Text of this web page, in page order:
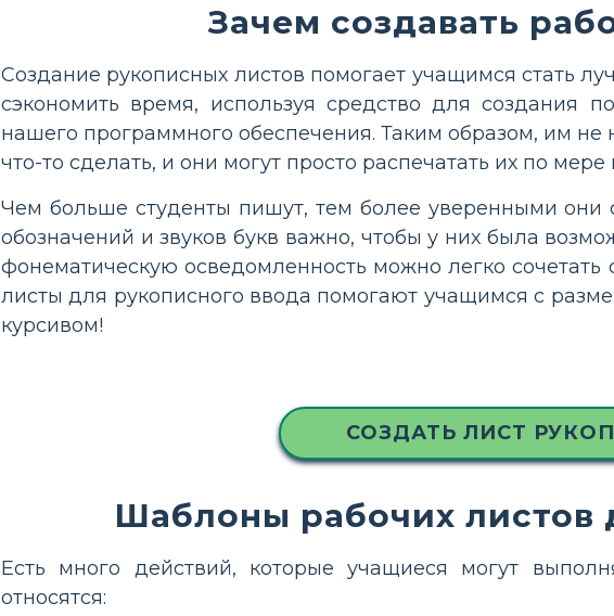
Зачем создавать
Создание рукописных листов помогает учащимся стать
сэкономить время, используя средство для создания
нашего программного обеспечения. Таким образом, им не
что-то сделать, и они могут просто распечатать их по
Чем больше студенты пишут, тем более уверенными они
обозначений и звуков букв важно, чтобы у них была
фонематическую осведомленность можно легко
листы для рукописного ввода помогают учащимся с
курсивом!
СОЗДАТЬ ЛИСТ
Шаблоны рабочих листов
Есть много действий, которые учащиеся могут
относятся: